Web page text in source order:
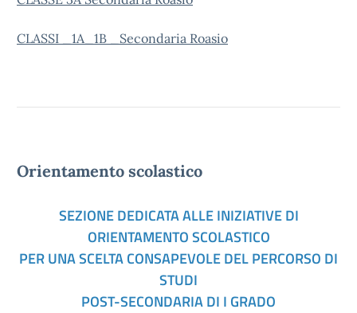
CLASSI _1A_1B _Secondaria Roasio
Orientamento scolastico
SEZIONE DEDICATA ALLE INIZIATIVE DI
ORIENTAMENTO SCOLASTICO
PER UNA SCELTA CONSAPEVOLE DEL PERCORSO DI
STUDI
POST-SECONDARIA DI I GRADO